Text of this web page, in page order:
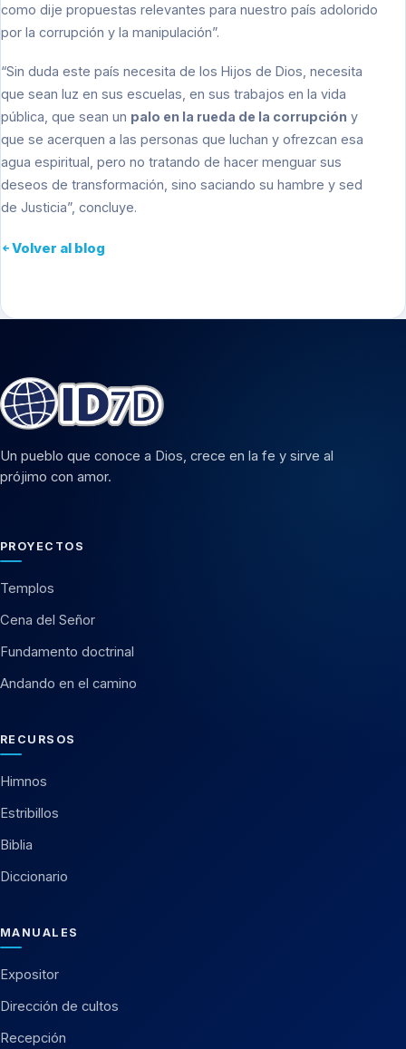
como dije propuestas relevantes para nuestro país adolorido
por la corrupción y la manipulación”.
“Sin duda este país necesita de los Hijos de Dios, necesita
que sean luz en sus escuelas, en sus trabajos en la vida
pública, que sean un palo en la rueda de la corrupción y
que se acerquen a las personas que luchan y ofrezcan esa
agua espiritual, pero no tratando de hacer menguar sus
deseos de transformación, sino saciando su hambre y sed
de Justicia”, concluye.
Volver al blog
Un pueblo que conoce a Dios, crece en la fe y sirve al
prójimo con amor.
PROYECTOS
Templos
Cena del Señor
Fundamento doctrinal
Andando en el camino
RECURSOS
Himnos
Estribillos
Biblia
Diccionario
MANUALES
Expositor
Dirección de cultos
Recepción